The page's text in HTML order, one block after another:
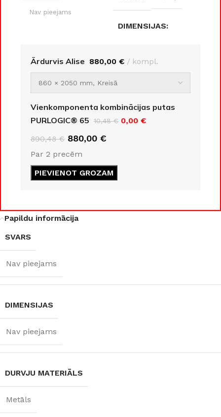
Nav pieejams
Nav pieejams
DURVJU
MATERIĀLS
DURVJU KĀRBAS
IZMĒRS
VĒRŠANĀS
Kreisā ,Labā
RAŽOTĀJS
Supremme
DIMENSIJAS
Wurth
Ārdurvis Alise 880,00 € kompl.
Vienkomponenta kombinācijas putas
PURLOGIC® 65
10,48€ 0,00 €
890,48€ 880,00 €
Par 2 precēm
PIEVIENOT GROZAM
Papildu informācija
SVARS
Nav pieejams
DIMENSIJAS
Nav pieejams
DURVJU MATERIĀLS
Metāls